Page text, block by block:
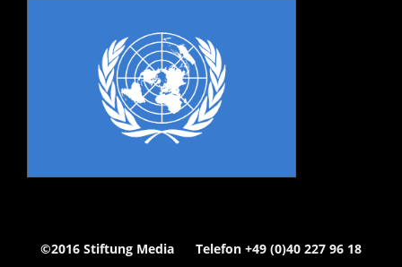
©2016 Stiftung Media Telefon +49 (0)40 227 96 18